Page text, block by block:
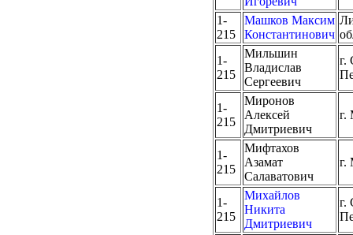
1-
215
Машков Максим
Константинович
1-
215
Мильшин
Владислав
Сергеевич
г.
1-
215
Миронов
Алексей
Дмитриевич
г.
1-
215
Мифтахов
Азамат
Салаватович
г.
1-
215
Михайлов
Никита
Дмитриевич
г.